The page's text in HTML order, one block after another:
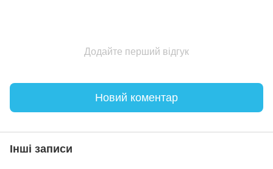
Додайте перший відгук
Новий коментар
Інші записи